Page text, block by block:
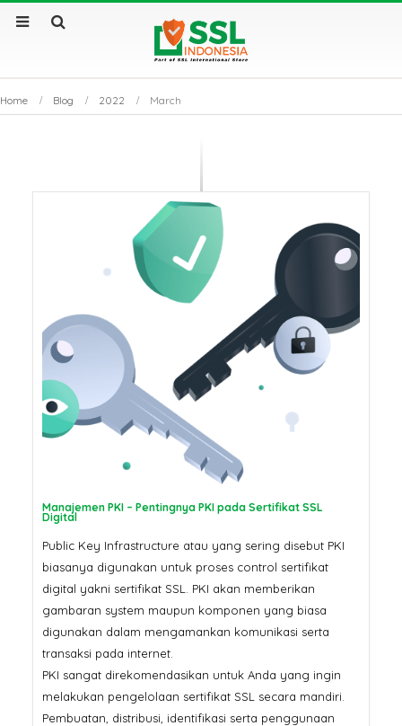
Home Blog 2022 March
Manajemen PKI – Pentingnya PKI pada Sertifikat SSL
Digital
Public Key Infrastructure atau yang sering disebut PKI
biasanya digunakan untuk proses control sertifikat
digital yakni sertifikat SSL. PKI akan memberikan
gambaran system maupun komponen yang biasa
digunakan dalam mengamankan komunikasi serta
transaksi pada internet.
PKI sangat direkomendasikan untuk Anda yang ingin
melakukan pengelolaan sertifikat SSL secara mandiri.
Pembuatan, distribusi, identifikasi serta penggunaan